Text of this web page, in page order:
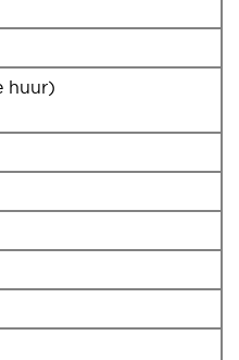
huur)